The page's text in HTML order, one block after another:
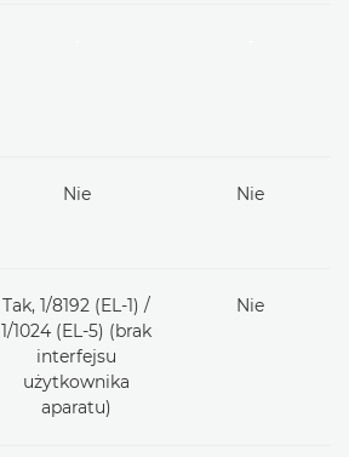
Nie Nie
Tak, 1/8192 (EL-1) /
1/1024 (EL-5) (brak
interfejsu
użytkownika
aparatu)
Nie